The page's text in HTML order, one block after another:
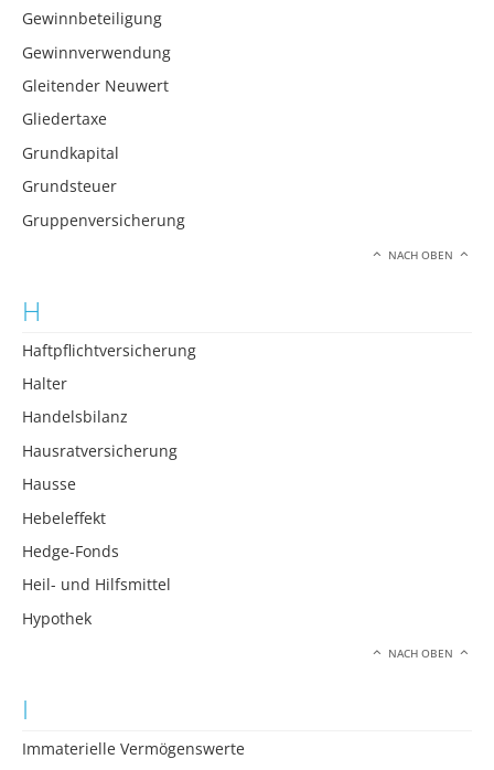
Gewinnbeteiligung
Gewinnverwendung
Gleitender Neuwert
Gliedertaxe
Grundkapital
Grundsteuer
Gruppenversicherung
NACH OBEN
H
Haftpflichtversicherung
Halter
Handelsbilanz
Hausratversicherung
Hausse
Hebeleffekt
Hedge-Fonds
Heil- und Hilfsmittel
Hypothek
NACH OBEN
I
Immaterielle Vermögenswerte